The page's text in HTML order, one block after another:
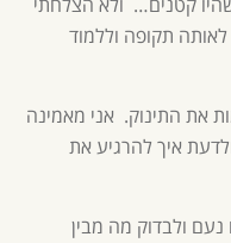
קטנים… ולא הצלחתי
תקופה וללמוד
את התינוק. אני מאמינה
איך להרגיע את
ולבדוק מה מבין